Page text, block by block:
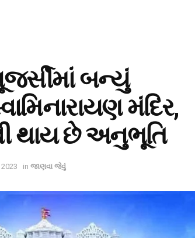
બન્યું
મંદિર,
થાય છે અનુભૂતિ
in જાણવા જેવું